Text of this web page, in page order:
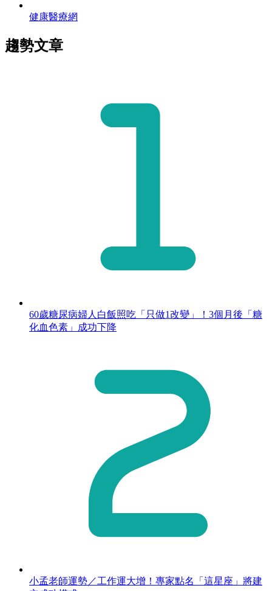
健康醫療網
趨勢文章
60歲糖尿病婦人白飯照吃「只做1改變」！3個月後「糖
化血色素」成功下降
小孟老師運勢／工作運大增！專家點名「這星座」將建